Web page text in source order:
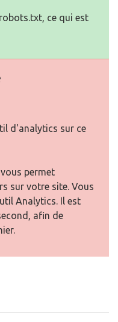
ce qui est
d'analytics sur ce
permet
sur votre site. Vous
Analytics. Il est
afin de